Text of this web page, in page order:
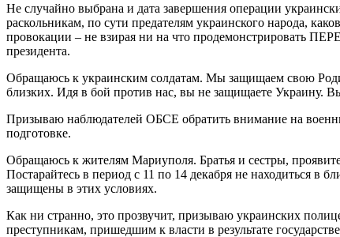
Не случайно выбрана и дата завершения операции
раскольникам, по сути предателям украинского народа,
провокации – не взирая ни на что продемонстрировать
президента.
Обращаюсь к украинским солдатам. Мы защищаем свою
близких. Идя в бой против нас, вы не защищаете Украину.
Призываю наблюдателей ОБСЕ обратить внимание на
подготовке.
Обращаюсь к жителям Мариуполя. Братья и сестры,
Постарайтесь в период с 11 по 14 декабря не находиться в
защищены в этих условиях.
Как ни странно, это прозвучит, призываю украинских
преступникам, пришедшим к власти в результате